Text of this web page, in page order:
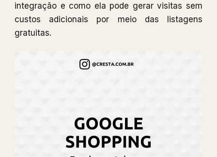
integração e como ela pode gerar visitas sem
custos adicionais por meio das listagens
gratuitas.